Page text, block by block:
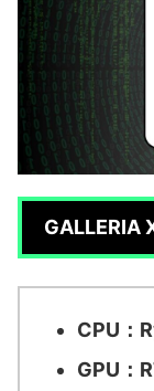
GALLERIA
CPU：
GPU：